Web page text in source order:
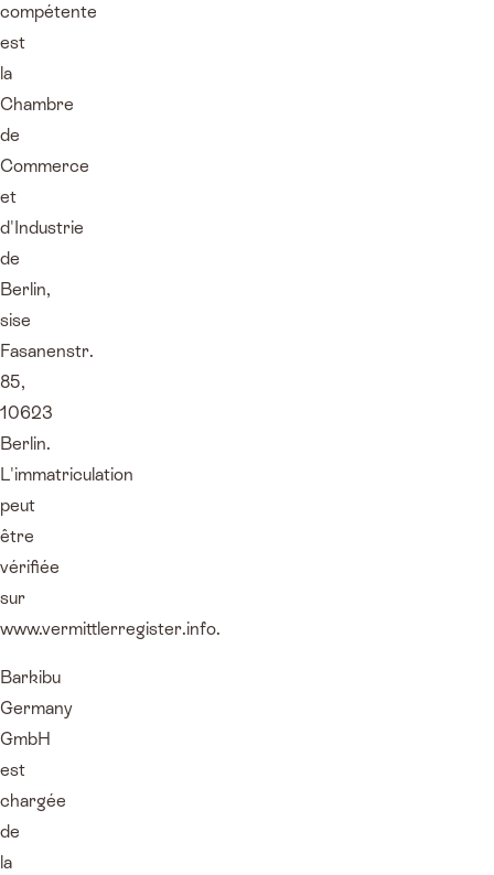
compétente
est
la
Chambre
de
Commerce
et
d'Industrie
de
Berlin,
sise
Fasanenstr.
85,
10623
Berlin.
L'immatriculation
peut
être
vérifiée
sur
www.vermittlerregister.info.
Barkibu
Germany
GmbH
est
chargée
de
la